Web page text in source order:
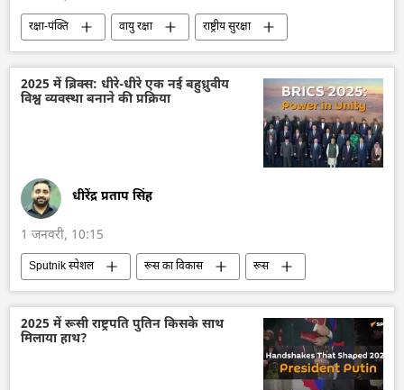
रक्षा-पंक्ति वायु रक्षा
राष्ट्रीय सुरक्षा
रूस
मिसाइल विध्वंसक
बैलिस्टिक मिसाइल प्रणाली
किंजल हाइपरसोनिक मिसाइल
2025 में ब्रिक्स: धीरे-धीरे एक नई बहुध्रुवीय
विश्व व्यवस्था बनाने की प्रक्रिया
धीरेंद्र प्रताप सिंह
1 जनवरी, 10:15
Sputnik स्पेशल रूस का विकास
रूस
मास्को
ब्रिक्स
ब्रिक्स का विस्तारण
कज़ान ब्रिक्स शिखर सम्मेलन
आर्थिक मंच
डिजिटल मुद्रा
2025 में रूसी राष्ट्रपति पुतिन किसके साथ
मिलाया हाथ?